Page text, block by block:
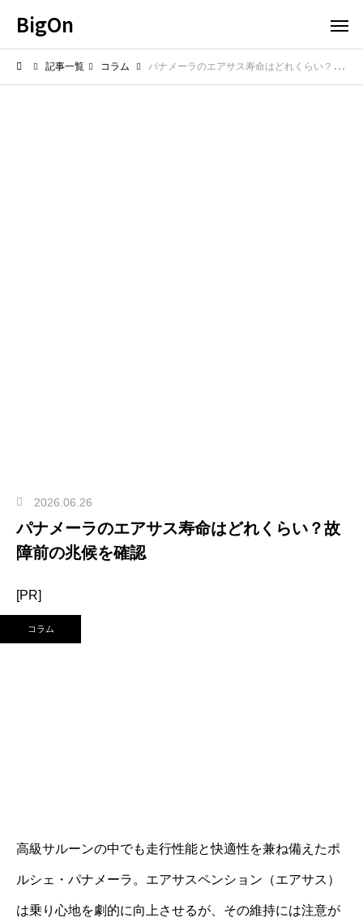
BigOn
記事一覧 コラム パナメーラのエアサス寿命はどれくらい？故障前の兆候を確認
2026.06.26
パナメーラのエアサス寿命はどれくらい？故
障前の兆候を確認
[PR]
コラム
高級サルーンの中でも走行性能と快適性を兼ね備えたポ
ルシェ・パナメーラ。エアサスペンション（エアサス）
は乗り心地を劇的に向上させるが、その維持には注意が